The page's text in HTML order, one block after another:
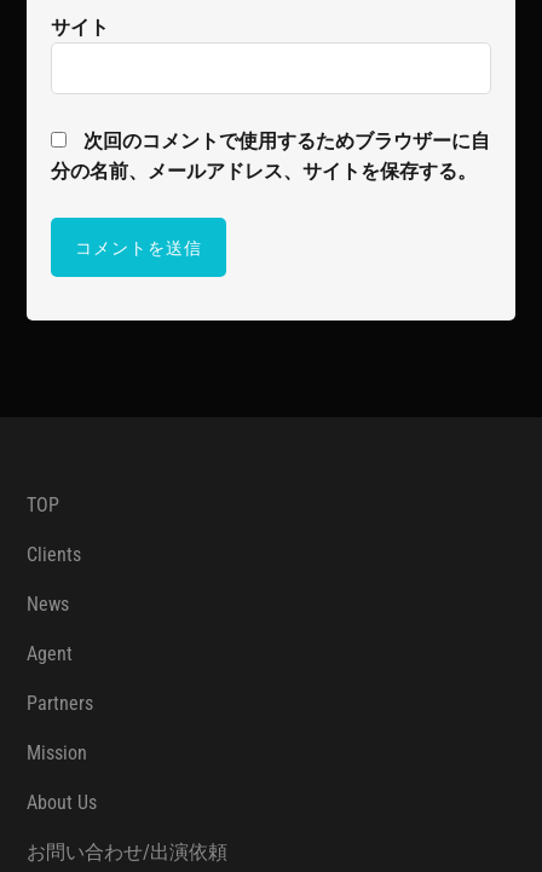
サイト
次回のコメントで使用するためブラウザーに自
分の名前、メールアドレス、サイトを保存する。
TOP
Clients
News
Agent
Partners
Mission
About Us
お問い合わせ/出演依頼